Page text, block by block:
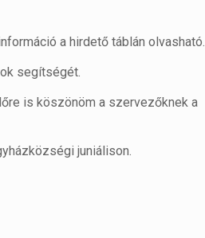
a hirdető táblán olvasható.
segítségét.
is köszönöm a szervezőknek a
juniálison.